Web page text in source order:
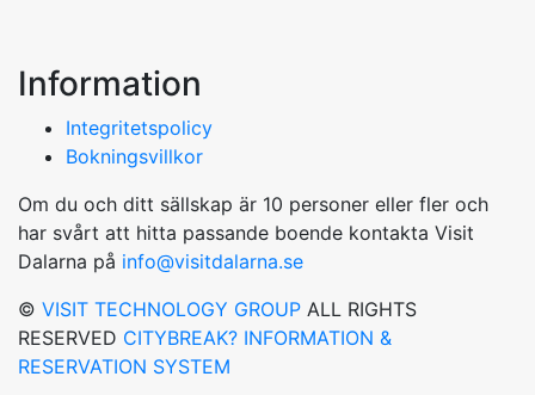
Information
Integritetspolicy
Bokningsvillkor
Om du och ditt sällskap är 10 personer eller fler och
har svårt att hitta passande boende kontakta Visit
Dalarna på info@visitdalarna.se
© VISIT TECHNOLOGY GROUP ALL RIGHTS
RESERVED CITYBREAK? INFORMATION &
RESERVATION SYSTEM